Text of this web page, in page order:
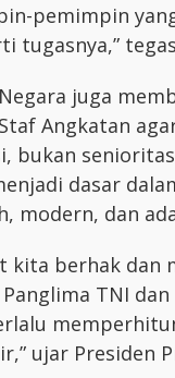
pemimpin
tugasnya,”
juga
Angkatan
bukan
dasar
modern, dan
kita berhak dan
Panglima TNI
ujar Presiden